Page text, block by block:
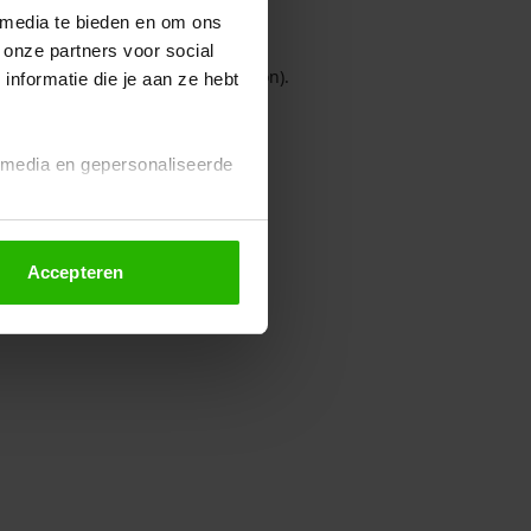
te bieden en om ons
partners voor social
die je aan ze hebt
en gepersonaliseerde
altijd wijzigen of
Accepteren
console for more information).